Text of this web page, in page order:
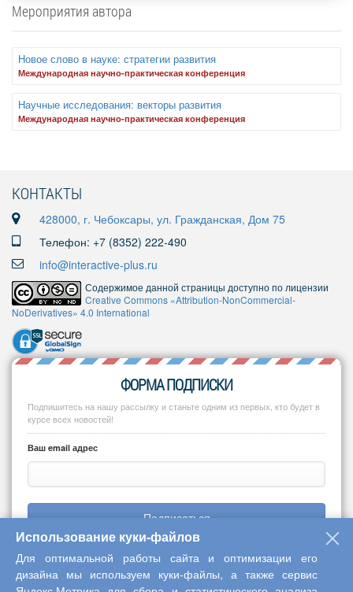
Мероприятия автора
Новое слово в науке: стратегии развития
Международная научно-практическая конференция
Научные исследования: векторы развития
Международная научно-практическая конференция
КОНТАКТЫ
428000, г. Чебоксары, ул. Гражданская, Дом 75
Телефон: +7 (8352) 222-490
info@interactive-plus.ru
Содержимое данной страницы доступно по лицензии
Creative Commons «Attribution-NonCommercial-
NoDerivatives» 4.0 International
ФОРМА ПОДПИСКИ
Подпишитесь на нашу рассылку и станьте одним из первых, кто будет в
курсе всех новостей!
Ваш email адрес
Подписаться
Использование куки-файлов
Для оптимальной работы сайта и оптимизации его
дизайна мы используем куки-файлы, а также сервис